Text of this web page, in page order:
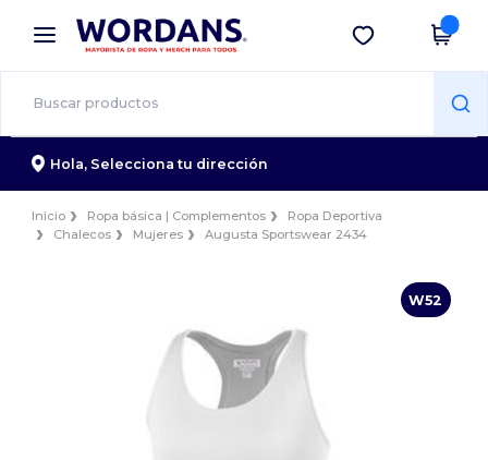
× App de Wordans
¡Mejores precios en app!
Descargar app
Hola, Selecciona tu dirección
Inicio Ropa básica | Complementos
Ropa Deportiva
Chalecos
Mujeres Augusta Sportswear 2434
W52